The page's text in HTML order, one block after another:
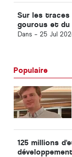
Sur les traces
gourous et
Dans - 25 Jul
Populaire
125 millions